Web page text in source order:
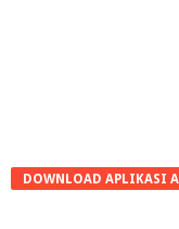
DOWNLOAD APLIKASI